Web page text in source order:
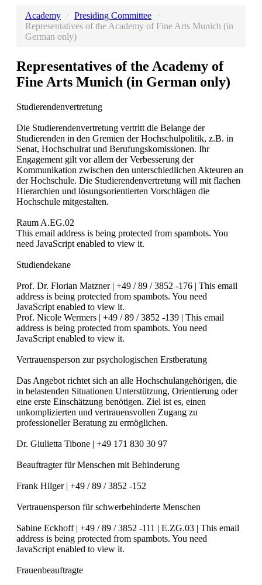
Academy › Presiding Committee ›
Representatives of the Academy of Fine Arts Munich (in
German only)
Representatives of the Academy of
Fine Arts Munich (in German only)
Studierendenvertretung
Die Studierendenvertretung vertritt die Belange der
Studierenden in den Gremien der Hochschulpolitik, z.B. in
Senat, Hochschulrat und Berufungskomissionen. Ihr
Engagement gilt vor allem der Verbesserung der
Kommunikation zwischen den unterschiedlichen Akteuren an
der Hochschule. Die Studierendenvertretung will mit flachen
Hierarchien und lösungsorientierten Vorschlägen die
Hochschule mitgestalten.
Raum A.EG.02
This email address is being protected from spambots. You
need JavaScript enabled to view it.
Studiendekane
Prof. Dr. Florian Matzner | +49 / 89 / 3852 -176 | This email
address is being protected from spambots. You need
JavaScript enabled to view it.
Prof. Nicole Wermers | +49 / 89 / 3852 -139 | This email
address is being protected from spambots. You need
JavaScript enabled to view it.
Vertrauensperson zur psychologischen Erstberatung
Das Angebot richtet sich an alle Hochschulangehörigen, die
in belastenden Situationen Unterstützung, Orientierung oder
eine erste Einschätzung benötigen. Ziel ist es, einen
unkomplizierten und vertrauensvollen Zugang zu
professioneller Beratung zu ermöglichen.
Dr. Giulietta Tibone | +49 171 830 30 97
Beauftragter für Menschen mit Behinderung
Frank Hilger | +49 / 89 / 3852 -152
Vertrauensperson für schwerbehinderte Menschen
Sabine Eckhoff | +49 / 89 / 3852 -111 | E.ZG.03 | This email
address is being protected from spambots. You need
JavaScript enabled to view it.
Frauenbeauftragte